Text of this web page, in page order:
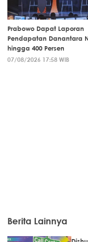
Prabowo Dapat Laporan
Pendapatan Danantara
hingga 400 Persen
07/08/2026 17:58 WIB
Berita Lainnya